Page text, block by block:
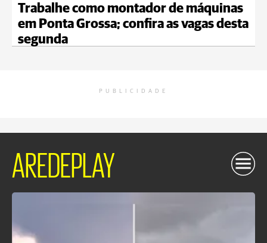
Trabalhe como montador de máquinas
em Ponta Grossa; confira as vagas desta
segunda
PUBLICIDADE
AREDEPLAY